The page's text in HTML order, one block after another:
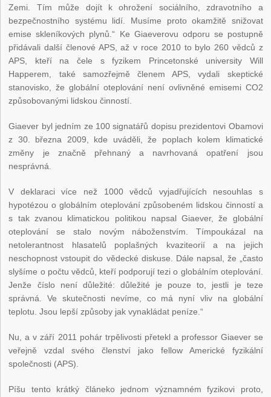
Zemi. Tím může dojít k ohrožení sociálního, zdravotního a
bezpečnostního systému lidí. Musíme proto okamžitě snižovat
emise skleníkových plynů.“ Ke Giaeverovu odporu se postupně
přidávali další členové APS, až v roce 2010 to bylo 260 vědců z
APS, kteří na čele s fyzikem Princetonské university Will
Happerem, také samozřejmě členem APS, vydali skeptické
stanovisko, že globální oteplování není ovlivněné emisemi CO2
způsobovanými lidskou činností.
Giaever byl jedním ze 100 signatářů dopisu prezidentovi Obamovi
z 30. března 2009, kde uváděli, že poplach kolem klimatické
změny je značně přehnaný a navrhovaná opatření jsou
nesprávná.
V deklaraci více než 1000 vědců vyjadřujících nesouhlas s
hypotézou o globálním oteplování způsobeném lidskou činností a
s tak zvanou klimatickou politikou napsal Giaever, že globální
oteplování se stalo novým náboženstvím. Tímpoukázal na
netolerantnost hlasatelů poplašných kvaziteorií a na jejich
neschopnost vstoupit do vědecké diskuse. Dále napsal, že „často
slyšíme o počtu vědců, kteří podporují tezi o globálním oteplování.
Jenže číslo není důležité: důležité je pouze to, jestli je teze
správná. Ve skutečnosti nevíme, co má nyní vliv na globální
teplotu. Jsou lepší způsoby jak vynakládat peníze.“
Nu, a v září 2011 pohár trpělivosti přetekl a professor Giaever se
veřejně vzdal svého členství jako fellow Americké fyzikální
společnosti (APS).
Píšu tento krátký článeko jednom významném fyzikovi proto,